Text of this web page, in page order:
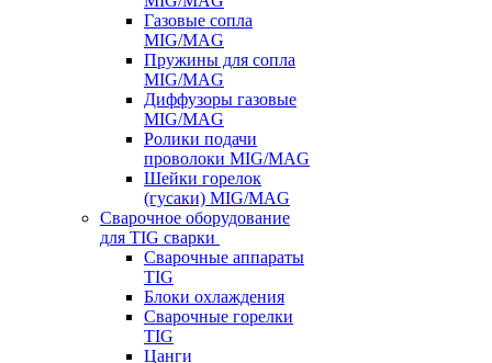
Газовые сопла
MIG/MAG
Пружины для сопла
MIG/MAG
Диффузоры газовые
MIG/MAG
Ролики подачи
проволоки MIG/MAG
Шейки горелок
(гусаки) MIG/MAG
Сварочное оборудование
для TIG сварки
Сварочные аппараты
TIG
Блоки охлаждения
Сварочные горелки
TIG
Цанги